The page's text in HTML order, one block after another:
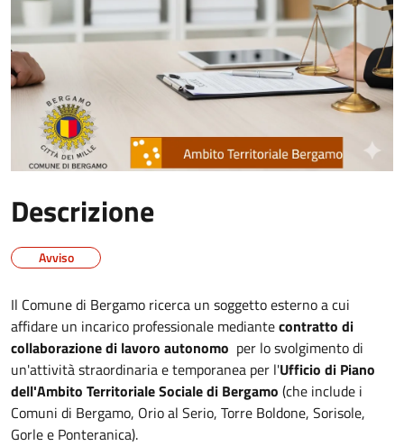
Descrizione
Avviso
Il Comune di Bergamo ricerca un soggetto esterno a cui
affidare un incarico professionale mediantecontratto di
collaborazione di lavoro autonomo per lo svolgimento di
un'attività straordinaria e temporanea per l'Ufficio di Piano
dell'Ambito Territoriale Sociale di Bergamo (che include i
Comuni di Bergamo, Orio al Serio, Torre Boldone, Sorisole,
Gorle e Ponteranica).